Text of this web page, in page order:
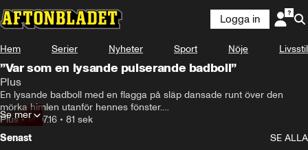
Logga in
Hem Serier Nyheter Sport Nöje Livsstil
”Var som en lysande pulserande badboll”
Plus
En lysande badboll med en flagga på släp dansade runt över den
mörka himlen utanför hennes fönster.
– Jag tänkte ringa polisen, säger Garry Pettersson, 79.
Plus•14.07.16 • 81 sek
Se mer
Senast
SE ALLA